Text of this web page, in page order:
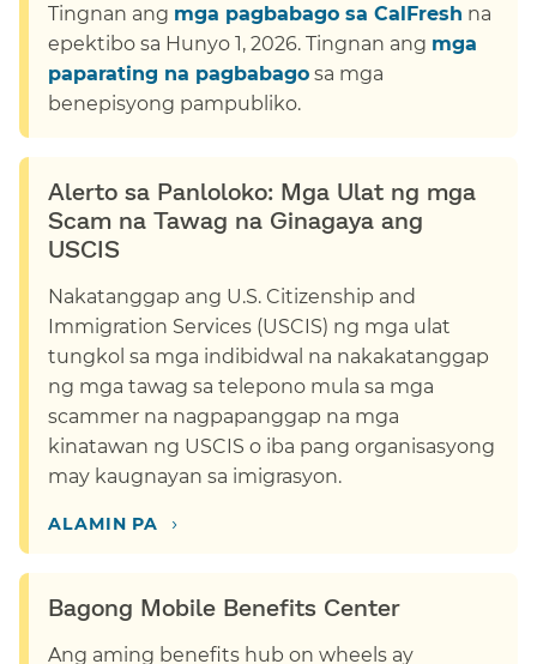
Tingnan ang mga pagbabago sa CalFresh na
epektibo sa Hunyo 1, 2026. Tingnan ang mga
paparating na pagbabago sa mga
benepisyong pampubliko.​​
Alerto sa Panloloko: Mga Ulat ng mga
Scam na Tawag na Ginagaya ang
USCIS​​
Nakatanggap ang U.S. Citizenship and
Immigration Services (USCIS) ng mga ulat
tungkol sa mga indibidwal na nakakatanggap
ng mga tawag sa telepono mula sa mga
scammer na nagpapanggap na mga
kinatawan ng USCIS o iba pang organisasyong
may kaugnayan sa imigrasyon.​​
ALAMIN PA​​ ›​​
Bagong Mobile Benefits Center​​
Ang aming benefits hub on wheels ay